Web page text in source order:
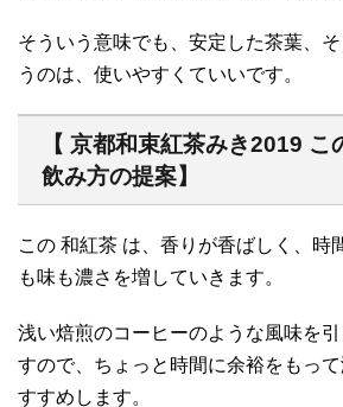
そういう意味でも、安定した茶葉、
うのは、使いやすくていいです。
【 京都和束紅茶みき2019 こ
飲み方の提案】
この 和紅茶 は、香りが香ばしく、時
も味も濃さを増していきます。
浅い焙煎のコーヒーのような風味を
すので、ちょっと時間に余裕をもっ
すすめします。